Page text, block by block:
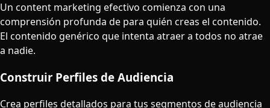
Un content marketing efectivo comienza con una
comprensión profunda de para quién creas el contenido.
El contenido genérico que intenta atraer a todos no atrae
a nadie.
Construir Perfiles de Audiencia
Crea perfiles detallados para tus segmentos de audiencia